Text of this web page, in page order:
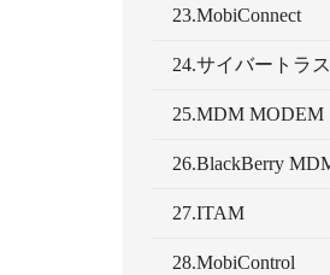
23.MobiConnect
24.サイバートラ
25.MDM MODEM
26.BlackBerry
27.ITAM
28.MobiControl